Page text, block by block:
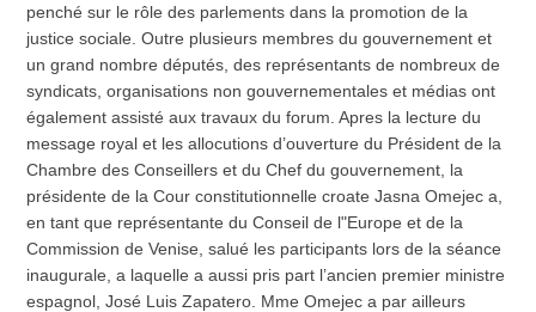
penché sur le rôle des parlements dans la promotion de la
justice sociale. Outre plusieurs membres du gouvernement et
un grand nombre députés, des représentants de nombreux de
syndicats, organisations non gouvernementales et médias ont
également assisté aux travaux du forum. Apres la lecture du
message royal et les allocutions d’ouverture du Président de la
Chambre des Conseillers et du Chef du gouvernement, la
présidente de la Cour constitutionnelle croate Jasna Omejec a,
en tant que représentante du Conseil de l"Europe et de la
Commission de Venise, salué les participants lors de la séance
inaugurale, a laquelle a aussi pris part l’ancien premier ministre
espagnol, José Luis Zapatero. Mme Omejec a par ailleurs